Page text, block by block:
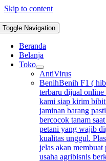
Skip to content
Toggle Navigation
Beranda
Belanja
Toko
AntiVirus
BenihBenih F1 (
terbaru dijual
kami siap kirim
jaminan barang
bercocok tanam
petani yang wajib
kualitas unggul.
jelas akan membuat
usaha agribisnis